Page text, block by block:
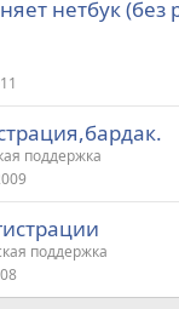
нетбук (без
поддержка
поддержка